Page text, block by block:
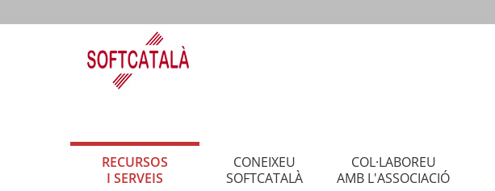
RECURSOS
I SERVEIS
CONEIXEU
SOFTCATALÀ
COL·LABOREU
AMB L'ASSOCIACIÓ